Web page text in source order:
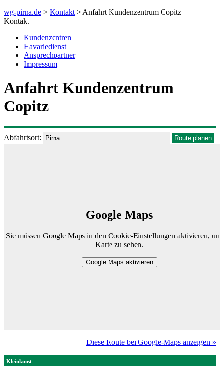
wg-pirna.de > Kontakt > Anfahrt Kundenzentrum Copitz
Kontakt
Kundenzentren
Havariedienst
Ansprechpartner
Impressum
Anfahrt Kundenzentrum
Copitz
Abfahrtsort:
Google Maps
Sie müssen Google Maps in den Cookie-Einstellungen aktivieren,
Karte zu sehen.
Google Maps aktivieren
Diese Route bei Google-Maps anzeigen »
Kleinkunst